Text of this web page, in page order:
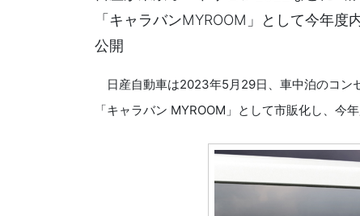
「キャラバンMYROOM」として今年
公開
日産自動車は2023年5月29日、車中泊のコン
「キャラバン MYROOM」として市販化し、今